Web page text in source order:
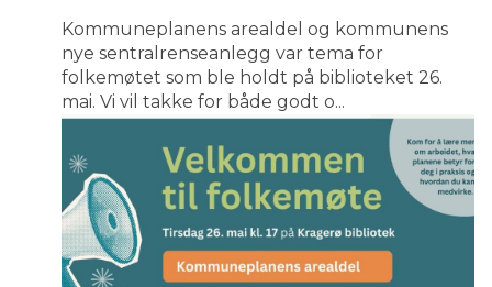
Kommuneplanens arealdel og kommunens
nye sentralrenseanlegg var tema for
folkemøtet som ble holdt på biblioteket 26.
mai. Vi vil takke for både godt o...